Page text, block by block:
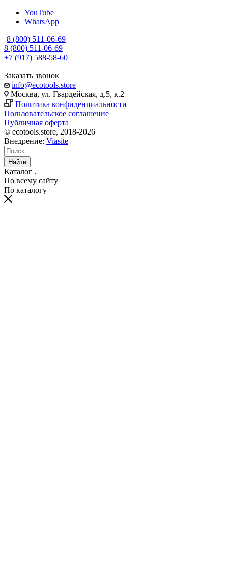
YouTube
WhatsApp
8 (800) 511-06-69
8 (800) 511-06-69
+7 (917) 588-58-60
Заказать звонок
info@ecotools.store
Москва, ул. Гвардейская, д.5, к.2
Политика конфиденциальности
Пользовательское соглашение
Публичная оферта
© ecotools.store, 2018-2026
Внедрение: Viasite
Найти
Каталог
По всему сайту
По каталогу